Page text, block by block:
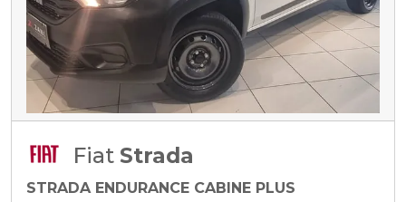
Fiat Strada
STRADA ENDURANCE CABINE PLUS